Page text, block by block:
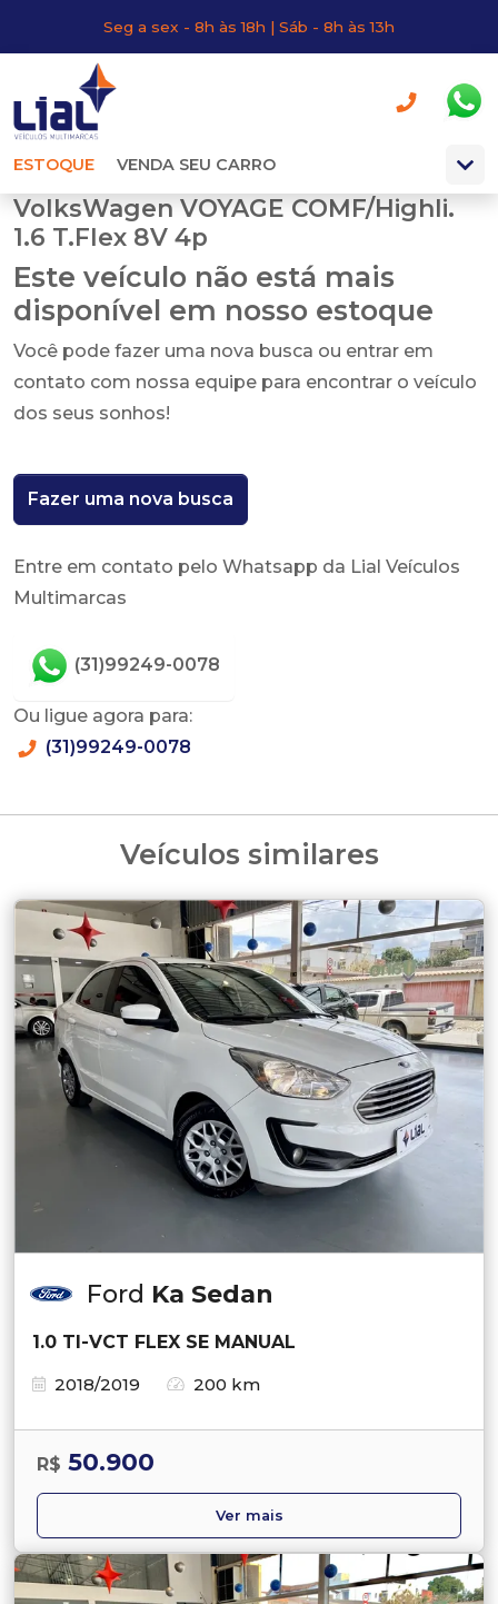
Seg a sex - 8h às 18h | Sáb - 8h às 13h
ESTOQUE VENDA SEU CARRO
VolksWagen VOYAGE COMF/Highli.
1.6 T.Flex 8V 4p
Este veículo não está mais
disponível em nosso estoque
Você pode fazer uma nova busca ou entrar em
contato com nossa equipe para encontrar o veículo
dos seus sonhos!
Fazer uma nova busca
Entre em contato pelo Whatsapp da Lial Veículos
Multimarcas
(31)99249-0078
Ou ligue agora para:
(31)99249-0078
Veículos similares
Ford Ka Sedan
1.0 TI-VCT FLEX SE MANUAL
2018/2019
200 km
R$ 50.900
Ver mais